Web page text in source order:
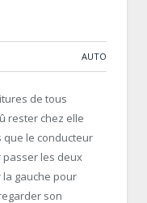
AUTO
de tous
rester chez elle
que le conducteur
passer les deux
gauche pour
son